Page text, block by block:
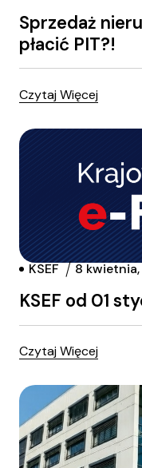
Sprzedaż
płacić PIT?!
Czytaj Więcej
KSEF 8
KSEF od 01
Czytaj Więcej